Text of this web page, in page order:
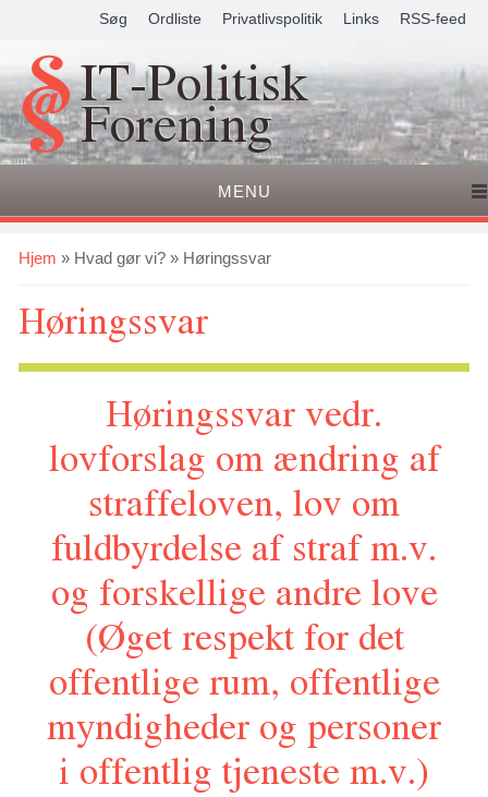
Søg Ordliste Privatlivspolitik Links RSS-feed
IT-Politisk
Forening
MENU
Du er her
Hjem » Hvad gør vi? » Høringssvar
Høringssvar
Høringssvar vedr.
lovforslag om ændring af
straffeloven, lov om
fuldbyrdelse af straf m.v.
og forskellige andre love
(Øget respekt for det
offentlige rum, offentlige
myndigheder og personer
i offentlig tjeneste m.v.)